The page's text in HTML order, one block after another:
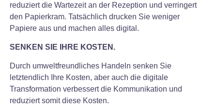
reduziert die Wartezeit an der Rezeption und verringert
den Papierkram. Tatsächlich drucken Sie weniger
Papiere aus und machen alles digital.
SENKEN SIE IHRE KOSTEN.
Durch umweltfreundliches Handeln senken Sie
letztendlich Ihre Kosten, aber auch die digitale
Transformation verbessert die Kommunikation und
reduziert somit diese Kosten.